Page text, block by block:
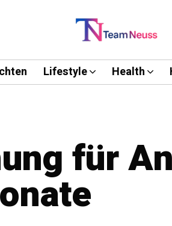
Lifestyle Health
für